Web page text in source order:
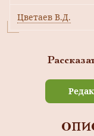
Цветаев В.Д.